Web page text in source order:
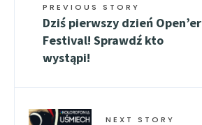
PREVIOUS STORY
Dziś pierwszy dzień Open’er
Festival! Sprawdź kto
wystąpi!
NEXT STORY